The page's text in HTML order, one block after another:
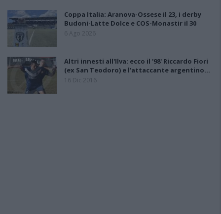
Coppa Italia: Aranova-Ossese il 23, i derby
Budoni-Latte Dolce e COS-Monastir il 30
6 Ago 2026
Altri innesti all'Ilva: ecco il '98' Riccardo Fiori
(ex San Teodoro) e l'attaccante argentino…
16 Dic 2016